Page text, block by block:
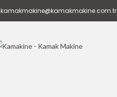
kamakmakine@kamakmakine.com.tr